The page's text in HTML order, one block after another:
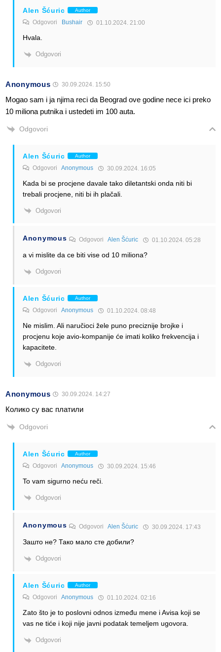
Alen Šćuric Author
Odgovori Bushair 01.10.2024. 21:00
Hvala.
Odgovori
Anonymous 30.09.2024. 15:50
Mogao sam i ja njima reci da Beograd ove godine nece ici preko
10 miliona putnika i ustedeti im 100 auta.
Odgovori
Alen Šćuric Author
Odgovori Anonymous 30.09.2024. 16:05
Kada bi se procjene davale tako diletantski onda niti bi
trebali procjene, niti bi ih plačali.
Odgovori
Anonymous OdgovoriAlen Šćuric 01.10.2024. 05:28
a vi mislite da ce biti vise od 10 miliona?
Odgovori
Alen Šćuric Author
Odgovori Anonymous 01.10.2024. 08:48
Ne mislim. Ali naručioci žele puno preciznije brojke i
procjenu koje avio-kompanije će imati koliko frekvencija i
kapacitete.
Odgovori
Anonymous 30.09.2024. 14:27
Колико су вас платили
Odgovori
Alen Šćuric Author
Odgovori Anonymous 30.09.2024. 15:46
To vam sigurno neću reči.
Odgovori
Anonymous OdgovoriAlen Šćuric 30.09.2024. 17:43
Зашто не? Тако мало сте добили?
Odgovori
Alen Šćuric Author
Odgovori Anonymous 01.10.2024. 02:16
Zato što je to poslovni odnos između mene i Avisa koji se
vas ne tiće i koji nije javni podatak temeljem ugovora.
Odgovori